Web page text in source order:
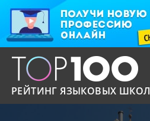
РЕЙТИНГ ЯЗЫКОВЫХ ШКОЛ